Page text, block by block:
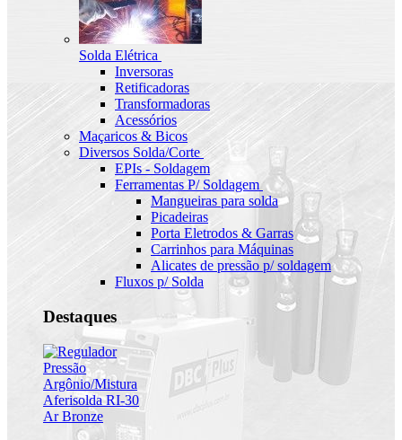
Solda Elétrica
Inversoras
Retificadoras
Transformadoras
Acessórios
Maçaricos & Bicos
Diversos Solda/Corte
EPIs - Soldagem
Ferramentas P/ Soldagem
Mangueiras para solda
Picadeiras
Porta Eletrodos & Garras
Carrinhos para Máquinas
Alicates de pressão p/ soldagem
Fluxos p/ Solda
Destaques